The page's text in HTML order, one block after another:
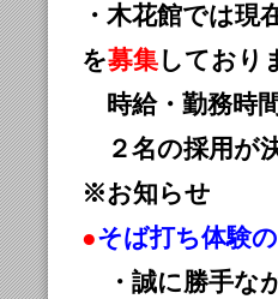
・木花館では
を募集しており
時給・勤務時
２名の採用が
※お知らせ
●そば打ち体験
・誠に勝手な